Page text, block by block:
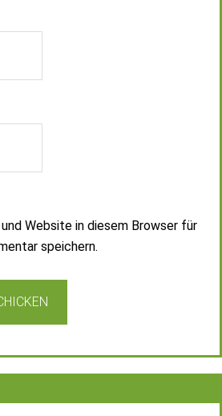
Website in diesem Browser für
speichern.